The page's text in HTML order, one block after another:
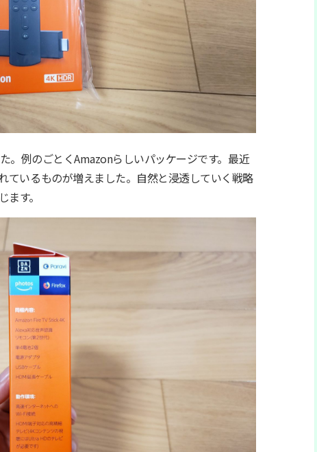
。例のごとくAmazonらしいパッケージです。最近
ているものが増えました。自然と浸透していく戦略
す。